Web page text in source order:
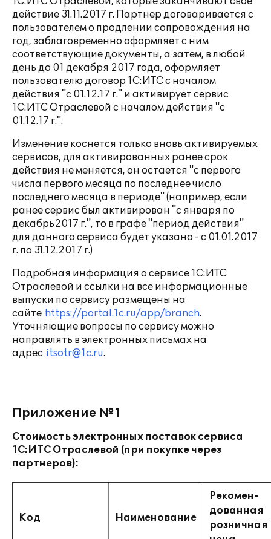
действие 31.11.2017 г. Партнер договаривается с
пользователем о продлении сопровождения на
год, заблаговременно оформляет с ним
соответствующие документы, а затем, в любой
день до 01 декабря 2017 года, оформляет
пользователю договор 1С:ИТС с началом
действия "с 01.12.17 г." и активирует сервис
1С:ИТС Отраслевой с началом действия "с
01.12.17 г.".
Изменение коснется только вновь активируемых
сервисов, для активированных ранее срок
действия не меняется, он остается "с первого
числа первого месяца по последнее число
последнего месяца в периоде" (например, если
ранее сервис был активирован "с января по
декабрь2017 г.", то в графе "период действия"
для данного сервиса будет указано - с 01.01.2017
г. по 31.12.2017 г.)
Подробная информация о сервисе 1С:ИТС
Отраслевой и ссылки на все информационные
выпуски по сервису размещены на
сайте https://portal.1c.ru/app/branch.
Уточняющие вопросы по сервису можно
направлять в электронных письмах на
адрес itsotr@1c.ru.
Приложение №1
Стоимость электронных поставок сервиса
1С:ИТС Отраслевой (при покупке через
партнеров):
Код Наименование
Рекомен-
дованная
розничная